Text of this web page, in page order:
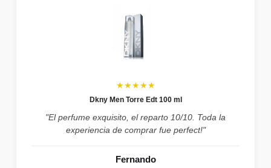
★★★★★
Dkny Men Torre Edt 100 ml
"El perfume exquisito, el reparto 10/10. Toda la
experiencia de comprar fue perfect!"
Fernando